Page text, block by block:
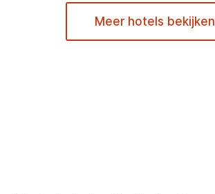
Meer hotels bekijken